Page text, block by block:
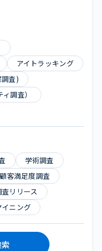
アイトラッキング
査)
調査）
学術調査
顧客満足度調査
査リリース
イニング